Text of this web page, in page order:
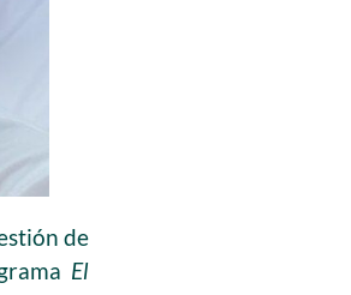
de
El